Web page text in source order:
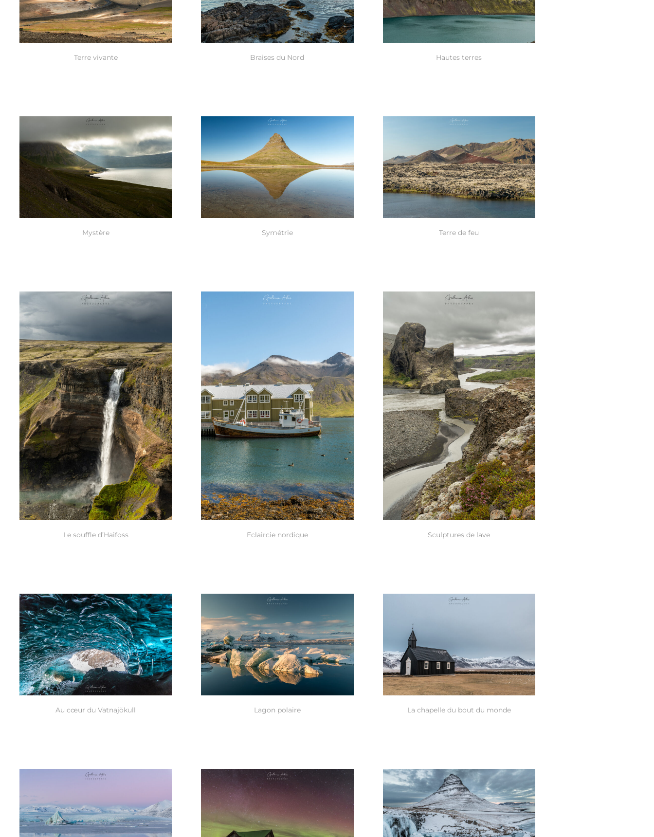
Terre vivante Braises du Nord Hautes terres
Mystère Symétrie Terre de feu
Le souffle d’Haifoss Eclaircie nordique Sculptures de lave
Au cœur du Vatnajökull Lagon polaire La chapelle du bout du monde